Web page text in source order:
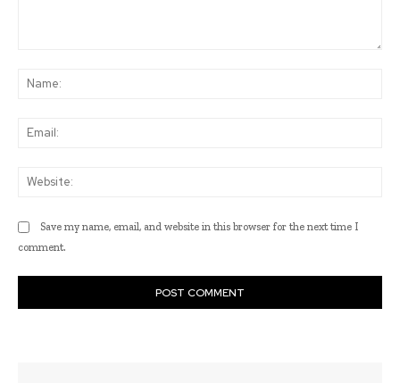
Save my name, email, and website in this browser for the next time I
comment.